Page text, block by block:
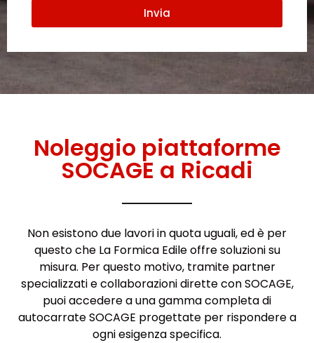
Invia
Noleggio piattaforme
SOCAGE a Ricadi
Non esistono due lavori in quota uguali, ed è per
questo che La Formica Edile offre soluzioni su
misura. Per questo motivo, tramite partner
specializzati e collaborazioni dirette con SOCAGE,
puoi accedere a una gamma completa di
autocarrate SOCAGE progettate per rispondere a
ogni esigenza specifica.